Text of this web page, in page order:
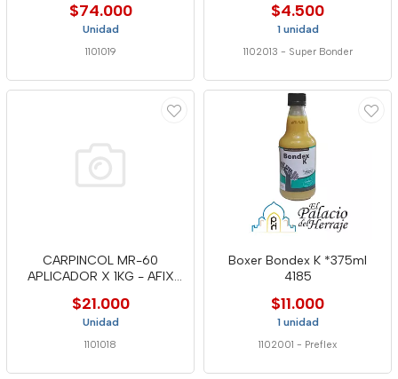
$74.000
Unidad
1101019
$4.500
1 unidad
1102013 - Super Bonder
CARPINCOL MR-60
APLICADOR X 1KG - AFIX
$21.000
Unidad
1101018
Boxer Bondex K *375ml
4185
$11.000
1 unidad
1102001 - Preflex